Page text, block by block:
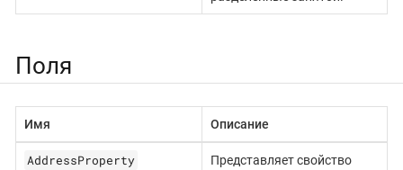
Поля
Имя Описание
AddressProperty
Представляет свойство